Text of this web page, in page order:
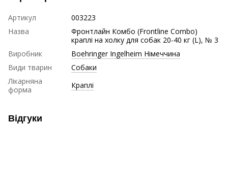
Артикул
003223
Назва
Фронтлайн Комбо (Frontline Combo)
краплі на холку для собак 20-40 кг (L), № 3
Виробник
Boehringer Ingelheim Німеччина
Види тварин
Собаки
Лікарняна
форма
Краплі
Відгуки